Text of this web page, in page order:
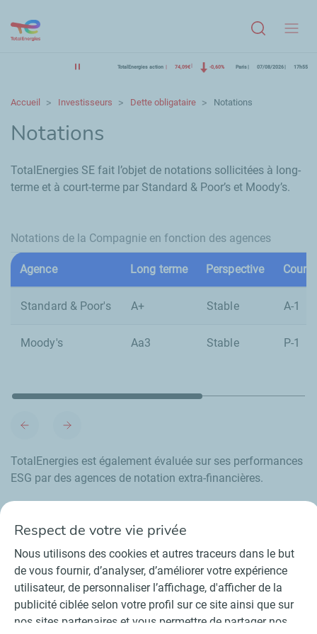
TotalEnergies action 74,09€ -0,60% Paris 07/08/2026 17h55
Accueil Investisseurs Dette obligataire Notations
Notations
TotalEnergies SE fait l’objet de notations sollicitées à long-
terme et à court-terme par Standard & Poor’s et Moody’s.
Notations de la Compagnie en fonction des agences
Agence Long terme Perspective Court
Standard & Poor's A+ Stable A-1
Moody's Aa3 Stable P-1
TotalEnergies est également évaluée sur ses performances
ESG par des agences de notation extra-financières.
Contact Fournisseurs
Espace presse
Conditions Générales d’Utilisation
Respect de votre vie privée
Nous utilisons des cookies et autres traceurs dans le but
de vous fournir, d’analyser, d’améliorer votre expérience
utilisateur, de personnaliser l’affichage, d'afficher de la
publicité ciblée selon votre profil sur ce site ainsi que sur
nos sites partenaires et vous permettre de partager nos